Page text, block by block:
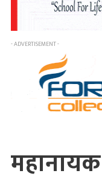
- ADVERTISEMENT -